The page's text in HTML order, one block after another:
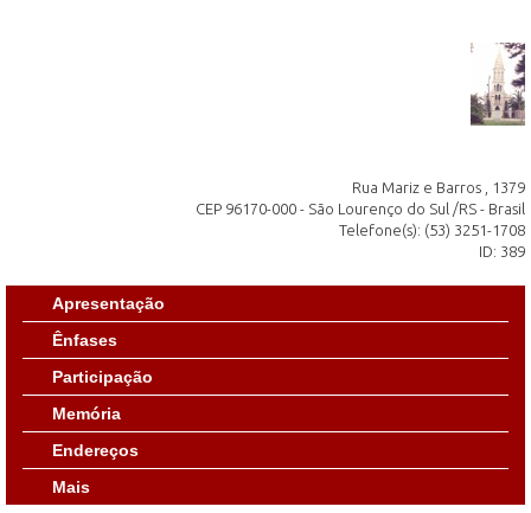
Rua Mariz e Barros , 1379
CEP 96170-000 - São Lourenço do Sul /RS - Brasil
Telefone(s): (53) 3251-1708
ID: 389
Apresentação
Ênfases
Participação
Memória
Endereços
Mais